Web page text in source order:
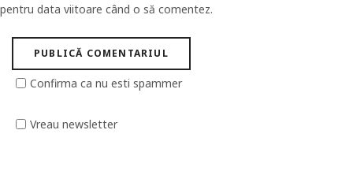
pentru data viitoare când o să comentez.
Confirma ca nu esti spammer
Vreau newsletter